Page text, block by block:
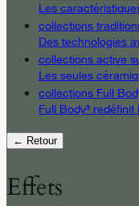
Les
collections
Des technologies
collections active
Les seules
collections Full
Full Body³
← Retour
Effets